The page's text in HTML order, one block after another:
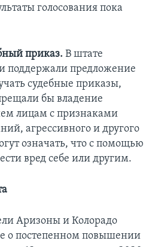
голосования пока
приказ. В штате
поддержали предложение
судебные приказы,
бы владение
лицам с признаками
агрессивного и другого
означать, что с помощью
вред себе или другим.
Аризоны и Колорадо
о постепенном повышении